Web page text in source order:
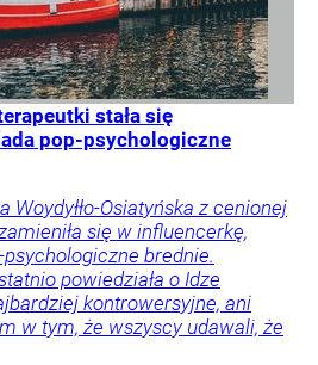
stała się
pop-psychologiczne
Woydyłło-Osiatyńska z cenionej
się w influencerkę,
brednie.
powiedziała o Idze
kontrowersyjne, ani
w tym, że wszyscy udawali, że